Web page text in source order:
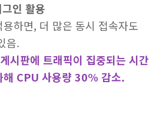
인 활용
하면, 더 많은 동시 접속자도
음.
시판에 트래픽이 집중되는 시간
해 CPU 사용량 30% 감소.